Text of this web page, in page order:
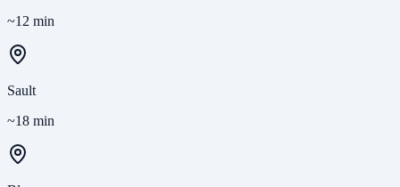
~12 min
Sault
~18 min